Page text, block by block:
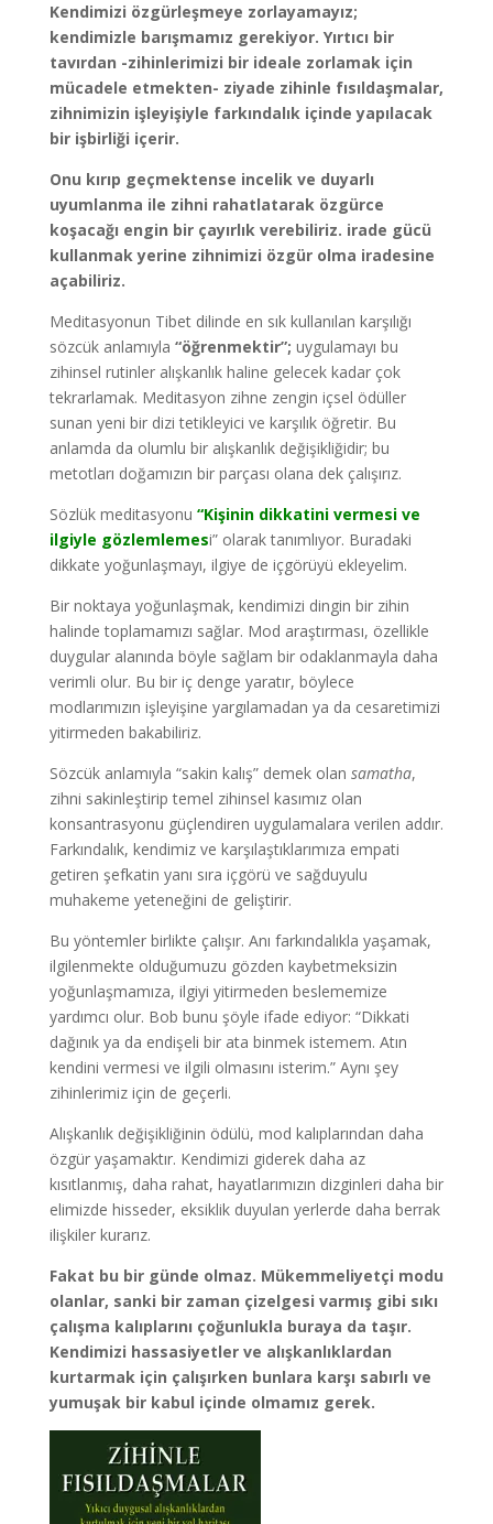
Kendimizi özgürleşmeye zorlayamayız;
kendimizle barışmamız gerekiyor. Yırtıcı bir
tavırdan -zihinlerimizi bir ideale zorlamak için
mücadele etmekten- ziyade zihinle fısıldaşmalar,
zihnimizin işleyişiyle farkındalık içinde yapılacak
bir işbirliği içerir.
Onu kırıp geçmektense incelik ve duyarlı
uyumlanma ile zihni rahatlatarak özgürce
koşacağı engin bir çayırlık verebiliriz. irade gücü
kullanmak yerine zihnimizi özgür olma iradesine
açabiliriz.
Meditasyonun Tibet dilinde en sık kullanılan karşılığı
sözcük anlamıyla “öğrenmektir”; uygulamayı bu
zihinsel rutinler alışkanlık haline gelecek kadar çok
tekrarlamak. Meditasyon zihne zengin içsel ödüller
sunan yeni bir dizi tetikleyici ve karşılık öğretir. Bu
anlamda da olumlu bir alışkanlık değişikliğidir; bu
metotları doğamızın bir parçası olana dek çalışırız.
Sözlük meditasyonu “Kişinin dikkatini vermesi ve
ilgiyle gözlemlemesi” olarak tanımlıyor. Buradaki
dikkate yoğunlaşmayı, ilgiye de içgörüyü ekleyelim.
Bir noktaya yoğunlaşmak, kendimizi dingin bir zihin
halinde toplamamızı sağlar. Mod araştırması, özellikle
duygular alanında böyle sağlam bir odaklanmayla daha
verimli olur. Bu bir iç denge yaratır, böylece
modlarımızın işleyişine yargılamadan ya da cesaretimizi
yitirmeden bakabiliriz.
Sözcük anlamıyla “sakin kalış” demek olan samatha,
zihni sakinleştirip temel zihinsel kasımız olan
konsantrasyonu güçlendiren uygulamalara verilen addır.
Farkındalık, kendimiz ve karşılaştıklarımıza empati
getiren şefkatin yanı sıra içgörü ve sağduyulu
muhakeme yeteneğini de geliştirir.
Bu yöntemler birlikte çalışır. Anı farkındalıkla yaşamak,
ilgilenmekte olduğumuzu gözden kaybetmeksizin
yoğunlaşmamıza, ilgiyi yitirmeden beslememize
yardımcı olur. Bob bunu şöyle ifade ediyor: “Dikkati
dağınık ya da endişeli bir ata binmek istemem. Atın
kendini vermesi ve ilgili olmasını isterim.” Aynı şey
zihinlerimiz için de geçerli.
Alışkanlık değişikliğinin ödülü, mod kalıplarından daha
özgür yaşamaktır. Kendimizi giderek daha az
kısıtlanmış, daha rahat, hayatlarımızın dizginleri daha bir
elimizde hisseder, eksiklik duyulan yerlerde daha berrak
ilişkiler kurarız.
Fakat bu bir günde olmaz. Mükemmeliyetçi modu
olanlar, sanki bir zaman çizelgesi varmış gibi sıkı
çalışma kalıplarını çoğunlukla buraya da taşır.
Kendimizi hassasiyetler ve alışkanlıklardan
kurtarmak için çalışırken bunlara karşı sabırlı ve
yumuşak bir kabul içinde olmamız gerek.